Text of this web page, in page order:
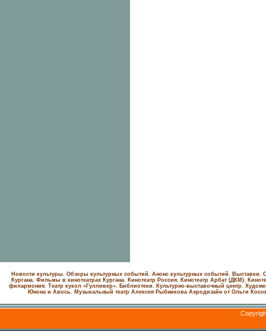
Новости культуры. Обзоры культурных событий. Анонс культурных событий. Выставки.
Кургана. Фильмы в кинотеатрах Кургана.
Кинотеатр Россия. Кинотеатр Арбат (ДКМ).
филармония. Театр кукол «Гулливер». Библиотеки. Культурно-выставочный центр.
Юнона и Авось. Музыкальный театр Алексея Рыбникова Аэродизайн от Ольги